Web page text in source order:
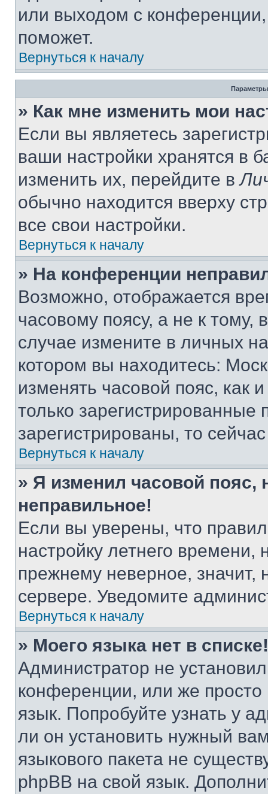
или выходом с
поможет.
Вернуться к началу
Параметры
» Как мне изменить мои
Если вы являетесь
ваши настройки хранятся в
изменить их, перейдите в
обычно находится вверху
все свои настройки.
Вернуться к началу
» На конференции
Возможно, отображается
часовому поясу, а не к тому,
случае измените в личных
котором вы находитесь:
изменять часовой пояс, как
только
зарегистрированы, то
Вернуться к началу
» Я изменил часовой пояс,
неправильное!
Если вы уверены, что
настройку летнего
прежнему неверное, значит,
сервере. Уведомите
Вернуться к началу
» Моего языка нет в списке!
Администратор не
конференции, или же
язык. Попробуйте узнать у
ли он установить нужный
языкового пакета не
phpBB на свой язык.